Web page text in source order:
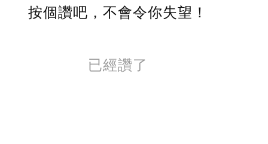
按個讚吧，不會令你失望！
已經讚了